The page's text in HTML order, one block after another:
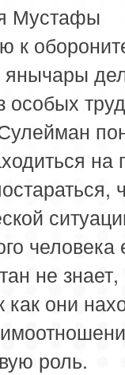
Мустафы
к
особых
на
человека
не
они
роль.